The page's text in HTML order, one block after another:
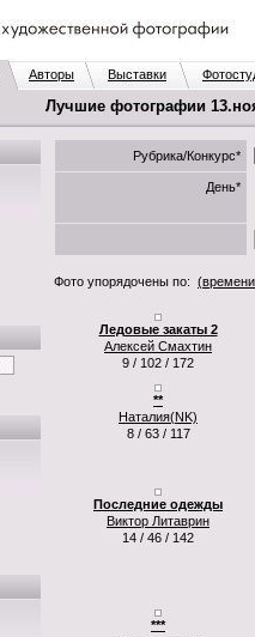
Авторы Выставки
Лучшие фотографии
Рубрика/Конкурс*
День*
Фото упорядочены по: (времени
Ледовые закаты 2
Алексей Смахтин
9 / 102 / 172
**
Наталия(NK)
8 / 63 / 117
Последние одежды
Виктор Литаврин
14 / 46 / 142
***